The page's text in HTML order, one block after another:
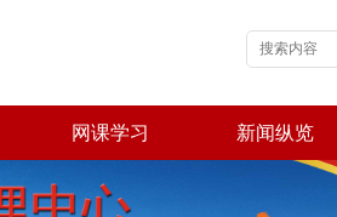
网课学习 新闻纵览